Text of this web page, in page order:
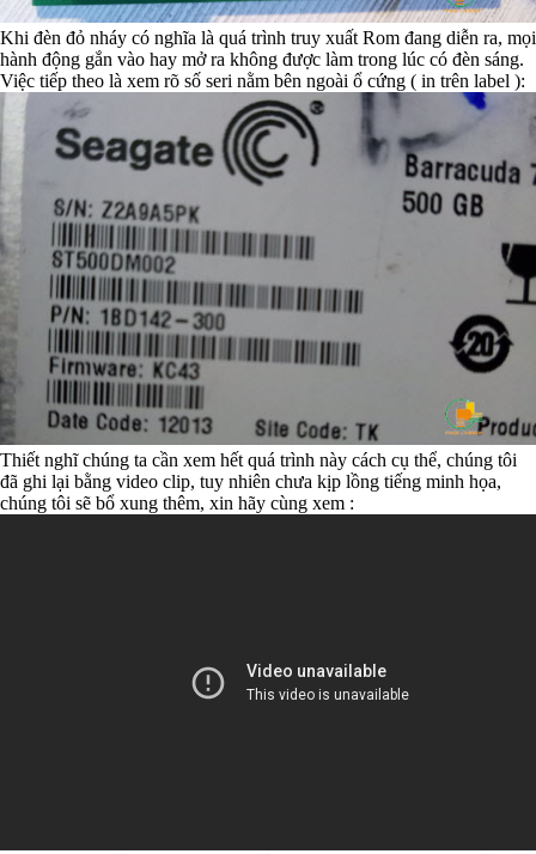
Khi đèn đỏ nháy có nghĩa là quá trình truy xuất Rom đang diễn ra, mọi
hành động gắn vào hay mở ra không được làm trong lúc có đèn sáng.
Việc tiếp theo là xem rõ số seri nằm bên ngoài ổ cứng ( in trên label ):
Thiết nghĩ chúng ta cần xem hết quá trình này cách cụ thể, chúng tôi
đã ghi lại bằng video clip, tuy nhiên chưa kịp lồng tiếng minh họa,
chúng tôi sẽ bổ xung thêm, xin hãy cùng xem :